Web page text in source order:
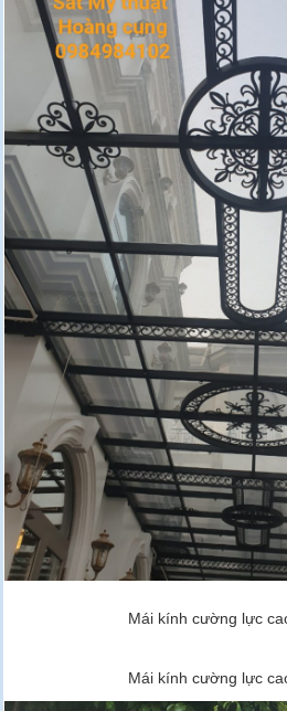
Mái kính cường lực
Mái kính cường lực